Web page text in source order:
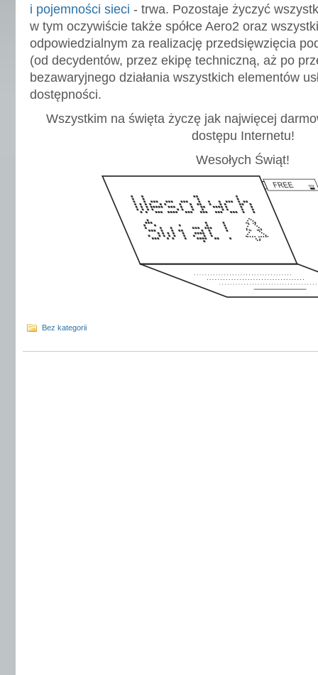
i pojemności sieci - trwa. Pozostaje życzyć
w tym oczywiście także spółce Aero2 oraz
odpowiedzialnym za realizację przedsięwzięcia
(od decydentów, przez ekipę techniczną, aż po
bezawaryjnego działania wszystkich elementów
dostępności.
Wszystkim na święta życzę jak najwięcej
dostępu Internetu!
Wesołych Świąt!
Bez kategorii